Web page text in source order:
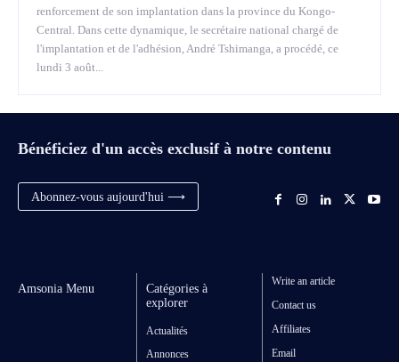
renforcement de son implantation dans la province du Kongo-
Central. Dans cette dynamique, le secrétaire national chargé de
l'implantation et de l'adhésion, André Tshimanga, a procédé, ce
lundi 3 août...
Bénéficiez d'un accès exclusif à notre contenu
Abonnez-vous aujourd'hui ⟶
Amsonia Menu
Catégories à
explorer
Actualités
Annonces
Write an article
Contact us
Affiliates
Email